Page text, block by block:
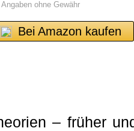
ohne Gewähr
Bei Amazon kaufen
– früher